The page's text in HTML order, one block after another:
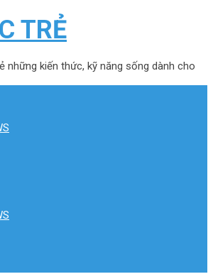
TRẺ
những kiến thức, kỹ năng sống dành cho